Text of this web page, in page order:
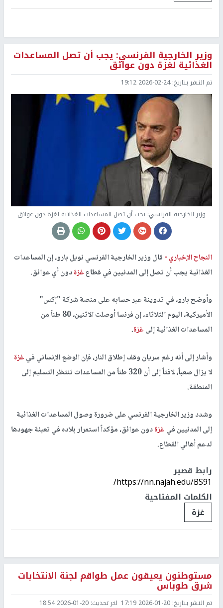
وزير الخارجية الفرنسي: يجب أن تصل المساعدات
الغذائية لغزة دون عوائق
تم النشر بتاريخ:2026-02-24 19:12
وزير الخارجية الفرنسي: يجب أن تصل المساعدات الغذائية لغزة دون عوائق
النجاح الإخباري -قال وزير الخارجية الفرنسي نويل بارو، إن المساعدات
الغذائية يجب أن تصل إلى المدنيين في قطاعغزةدون أي عوائق.
وأوضح بارو، في تدوينة عبر حسابه على منصة شركة "إكس"
الأميركية، اليوم الثلاثاء، إن فرنسا أوصلت الاثنين، 80 طناً من
المساعدات الغذائية إلىغزة.
وأشار إلى أنه رغم سريان وقف إطلاق النار، فإن الوضع الإنساني فيغزة
لا يزال صعباً، لافتاً إلى أن 320 طناً من المساعدات تنتظر التسليم إلى
المنطقة.
وشدد وزير الخارجية الفرنسي على ضرورة وصول المساعدات الغذائية
إلى المدنيين فيغزةدون عوائق، مؤكداً استمرار بلاده في تعبئة جهودها
لدعم أهالي القطاع.
رابط قصير
https://nn.najah.edu/BS91/
الكلمات المفتاحية
غزة
مستوطنون يعيقون عمل طواقم لجنة الانتخابات
شرق طوباس
تم النشر بتاريخ: 2026-01-20 17:19 اخر تحديث: 2026-01-20 18:54